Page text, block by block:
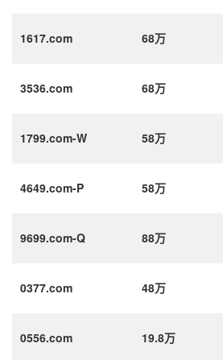
1617.com 68万
3536.com 68万
1799.com-W 58万
4649.com-P 58万
9699.com-Q 88万
0377.com 48万
0556.com 19.8万